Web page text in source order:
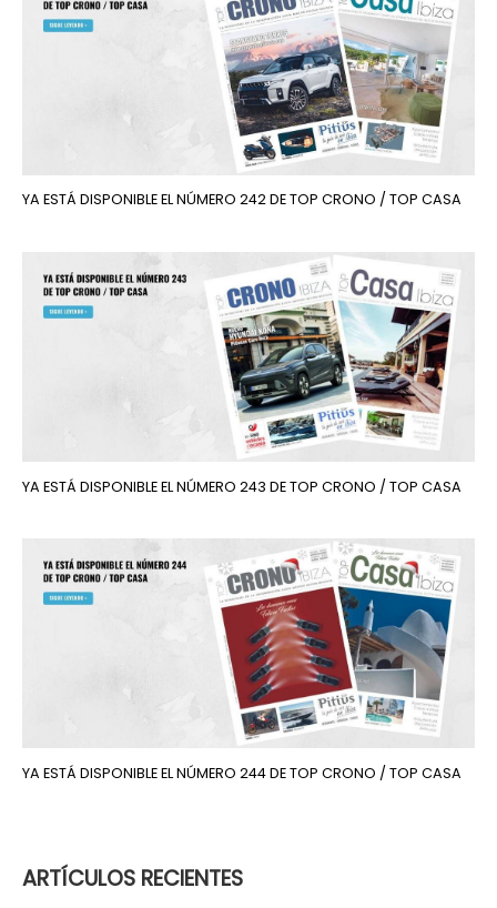
YA ESTÁ DISPONIBLE EL NÚMERO 242 DE TOP CRONO / TOP CASA
YA ESTÁ DISPONIBLE EL NÚMERO 243 DE TOP CRONO / TOP CASA
YA ESTÁ DISPONIBLE EL NÚMERO 244 DE TOP CRONO / TOP CASA
ARTÍCULOS RECIENTES